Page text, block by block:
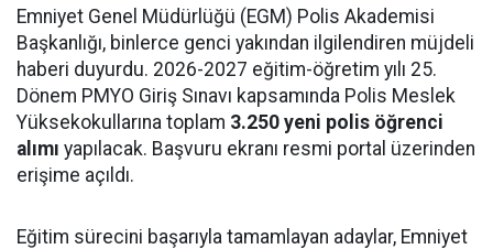
Emniyet Genel Müdürlüğü (EGM) Polis Akademisi
Başkanlığı, binlerce genci yakından ilgilendiren müjdeli
haberi duyurdu. 2026-2027 eğitim-öğretim yılı 25.
Dönem PMYO Giriş Sınavı kapsamında Polis Meslek
Yüksekokullarına toplam 3.250 yeni polis öğrenci
alımı yapılacak. Başvuru ekranı resmi portal üzerinden
erişime açıldı.
Eğitim sürecini başarıyla tamamlayan adaylar, Emniyet